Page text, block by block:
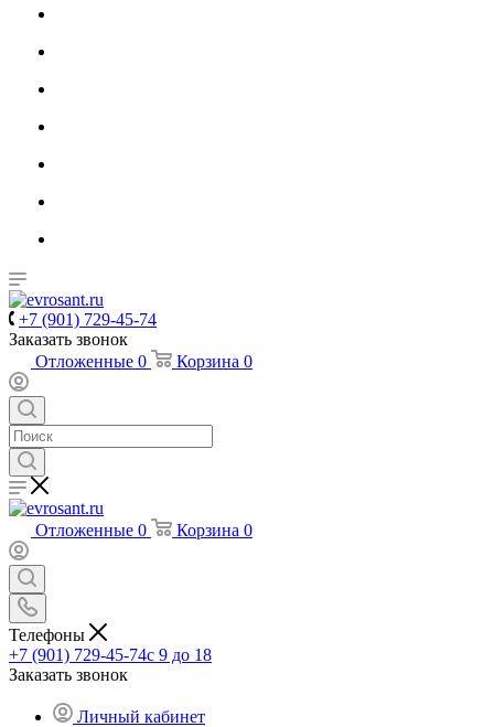
+7 (901) 729-45-74
Заказать звонок
Отложенные 0 Корзина 0
Отложенные 0 Корзина 0
Телефоны
+7 (901) 729-45-74c 9 до 18
Заказать звонок
Личный кабинет